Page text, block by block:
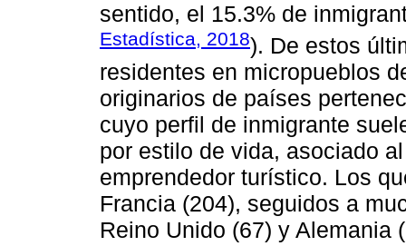
sentido, el 15.3% de
Estadística, 2018). De estos
residentes en micropueblos
originarios de países
cuyo perfil de inmigrante
por estilo de vida, asociado
emprendedor turístico. Los
Francia (204), seguidos a
Reino Unido (67) y Alemania